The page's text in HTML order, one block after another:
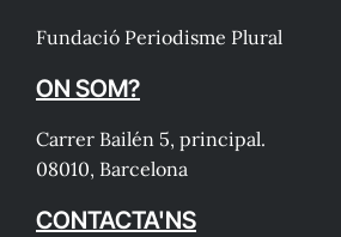
Fundació Periodisme Plural
ON SOM?
Carrer Bailén 5, principal.
08010, Barcelona
CONTACTA'NS